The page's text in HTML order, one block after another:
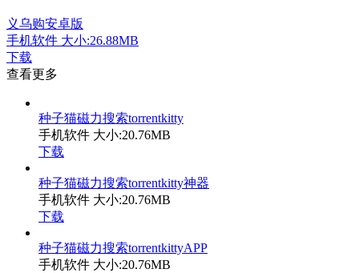
义乌购安卓版
手机软件 大小:26.88MB
下载
查看更多
种子猫磁力搜索torrentkitty
手机软件 大小:20.76MB
下载
种子猫磁力搜索torrentkitty神器
手机软件 大小:20.76MB
下载
种子猫磁力搜索torrentkittyAPP
手机软件 大小:20.76MB